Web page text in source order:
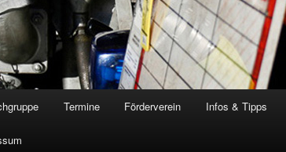
Termine Förderverein Infos & Tipps